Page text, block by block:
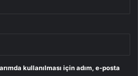
kullanılması için adım, e-posta